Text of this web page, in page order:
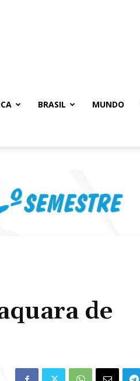
BRASIL MUNDO
de